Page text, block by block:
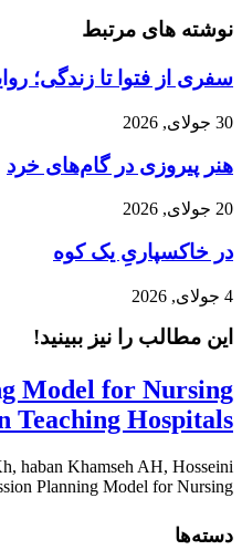
نوشته های مرتبط
سفری از فتوا تا زندگی؛
30 جولای, 2026
هنر پیروزی در گام‌های خرد
20 جولای, 2026
در خاکسپاریِ یک کوه
4 جولای, 2026
این مطالب را نیز ببینید!
Model for Nursing
Teaching Hospitals
haban Khamseh AH, Hosseini
Planning Model for Nursing ...
دسته‌ها